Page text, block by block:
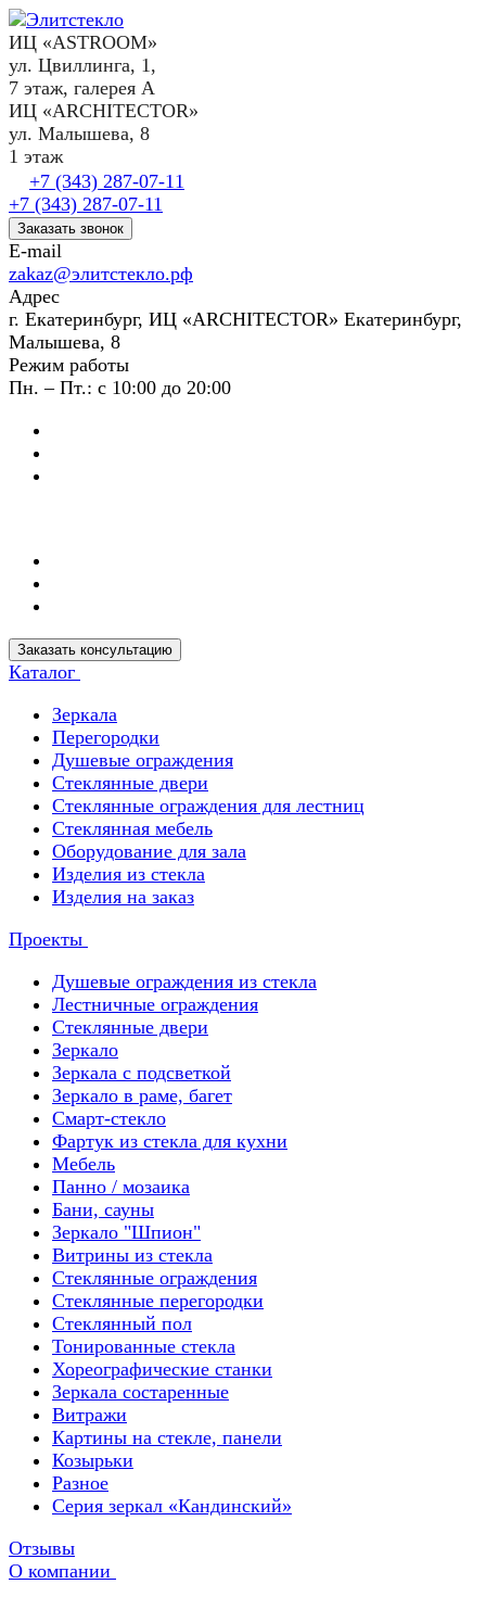
ИЦ «ASTROOM»
ул. Цвиллинга, 1,
7 этаж, галерея А
ИЦ «ARCHITECTOR»
ул. Малышева, 8
1 этаж
+7 (343) 287-07-11
+7 (343) 287-07-11
Заказать звонок
E-mail
zakaz@элитстекло.рф
Адрес
г. Екатеринбург, ИЦ «ARCHITECTOR» Екатеринбург,
Малышева, 8
Режим работы
Пн. – Пт.: с 10:00 до 20:00
Заказать консультацию
Каталог
Зеркала
Перегородки
Душевые ограждения
Стеклянные двери
Стеклянные ограждения для лестниц
Стеклянная мебель
Оборудование для зала
Изделия из стекла
Изделия на заказ
Проекты
Душевые ограждения из стекла
Лестничные ограждения
Стеклянные двери
Зеркало
Зеркала с подсветкой
Зеркало в раме, багет
Смарт-стекло
Фартук из стекла для кухни
Мебель
Панно / мозаика
Бани, сауны
Зеркало "Шпион"
Витрины из стекла
Стеклянные ограждения
Стеклянные перегородки
Стеклянный пол
Тонированные стекла
Хореографические станки
Зеркала состаренные
Витражи
Картины на стекле, панели
Козырьки
Разное
Серия зеркал «Кандинский»
Отзывы
О компании